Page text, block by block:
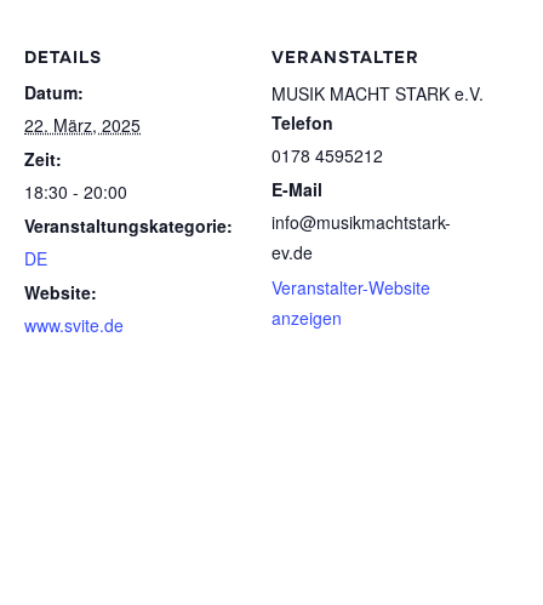
DETAILS
Datum:
22. März, 2025
Zeit:
18:30 - 20:00
Veranstaltungskategorie:
DE
Website:
www.svite.de
VERANSTALTER
MUSIK MACHT STARK e.V.
Telefon
0178 4595212
E-Mail
info@musikmachtstark-
ev.de
Veranstalter-Website
anzeigen